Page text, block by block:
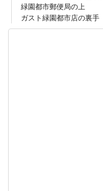
緑園都市郵便局の上
ガスト緑園都市店の裏手